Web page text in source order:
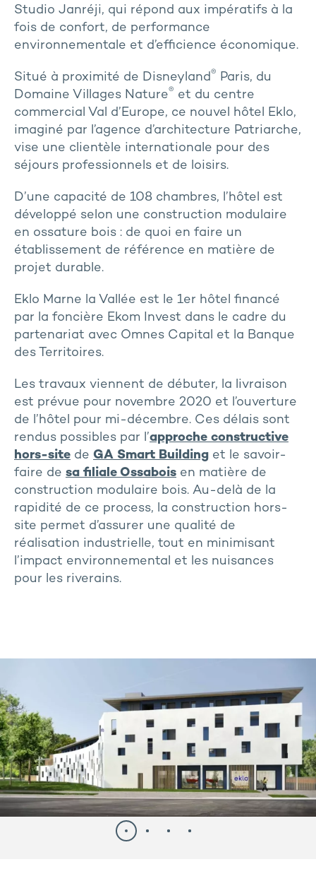
Studio Janréji, qui répond aux impératifs à la
fois de confort, de performance
environnementale et d’efficience économique.
Situé à proximité de Disneyland® Paris, du
Domaine Villages Nature® et du centre
commercial Val d’Europe, ce nouvel hôtel Eklo,
imaginé par l’agence d’architecture Patriarche,
vise une clientèle internationale pour des
séjours professionnels et de loisirs.
D’une capacité de 108 chambres, l’hôtel est
développé selon une construction modulaire
en ossature bois : de quoi en faire un
établissement de référence en matière de
projet durable.
Eklo Marne la Vallée est le 1er hôtel financé
par la foncière Ekom Invest dans le cadre du
partenariat avec Omnes Capital et la Banque
des Territoires.
Les travaux viennent de débuter, la livraison
est prévue pour novembre 2020 et l’ouverture
de l’hôtel pour mi-décembre. Ces délais sont
rendus possibles par l’approche constructive
hors-site de GA Smart Building et le savoir-
faire de sa filiale Ossabois en matière de
construction modulaire bois. Au-delà de la
rapidité de ce process, la construction hors-
site permet d’assurer une qualité de
réalisation industrielle, tout en minimisant
l’impact environnemental et les nuisances
pour les riverains.